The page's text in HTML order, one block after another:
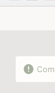
FACEBOOK
TWITTER